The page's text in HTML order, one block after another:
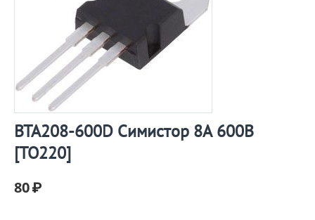
BTA208-600D Симистор 8А 600В
[TO220]
80₽